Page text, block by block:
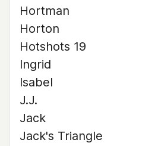
Hortman
Horton
Hotshots 19
Ingrid
Isabel
J.J.
Jack
Jack's Triangle